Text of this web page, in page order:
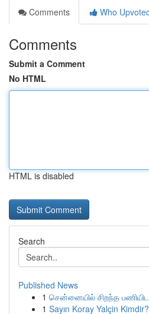
Comments
Who
Comments
Submit a Comment
No HTML
HTML is disabled
Search
Published News
1 சென்னையில் சிறந்த
1 Sayın Koray Yalçin